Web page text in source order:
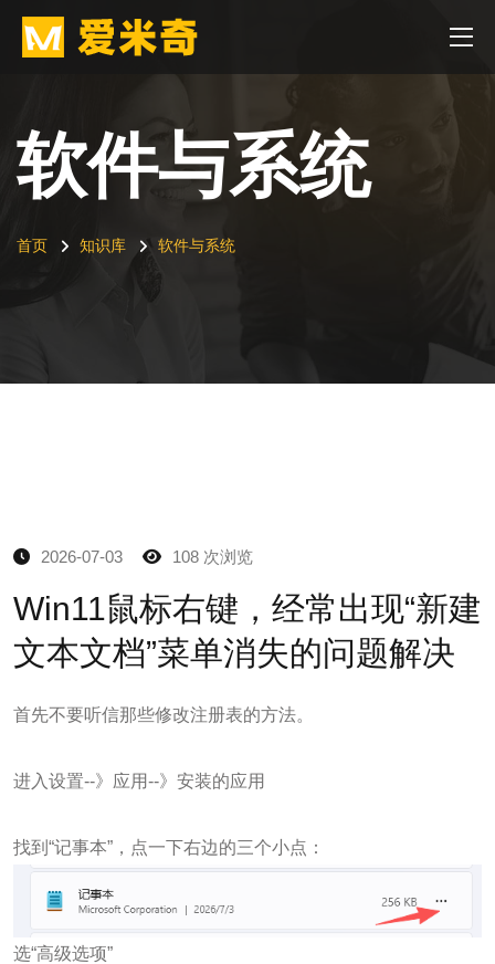
软件与系统
首页 知识库 软件与系统
2026-07-03 108 次浏览
Win11鼠标右键，经常出现“新建
文本文档”菜单消失的问题解决
首先不要听信那些修改注册表的方法。
进入设置--》应用--》安装的应用
找到“记事本”，点一下右边的三个小点：
选“高级选项”